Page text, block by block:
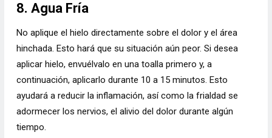
8. Agua Fría
No aplique el hielo directamente sobre el dolor y el área
hinchada. Esto hará que su situación aún peor. Si desea
aplicar hielo, envuélvalo en una toalla primero y, a
continuación, aplicarlo durante 10 a 15 minutos. Esto
ayudará a reducir la inflamación, así como la frialdad se
adormecer los nervios, el alivio del dolor durante algún
tiempo.